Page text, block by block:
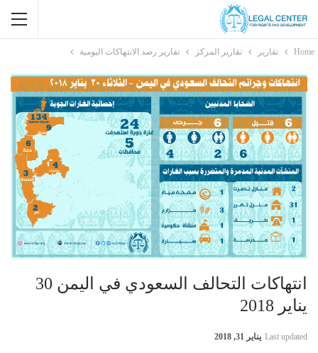
Home تقارير تقارير المركز تقارير رصد الانتهاكات اليومية
انتهاكات التحالف السعودي في اليمن 30
يناير 2018
Last updated يناير 31, 2018